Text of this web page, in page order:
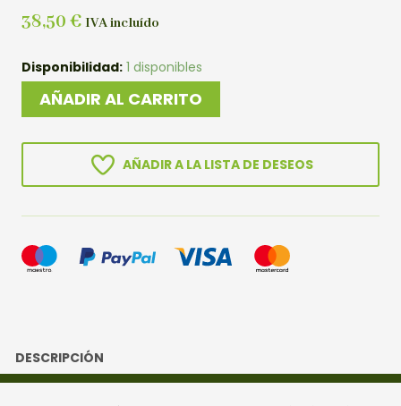
38,50 € IVA incluído
Disponibilidad: 1 disponibles
BONSAI
CHAENOMELES
cantidad
AÑADIR AL CARRITO
AÑADIR A LA LISTA DE DESEOS
DESCRIPCIÓN